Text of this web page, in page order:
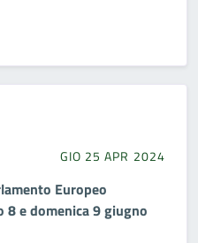
GIO 25 APR 2024
Europeo
e domenica 9 giugno